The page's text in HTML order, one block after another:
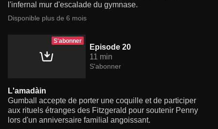
l'infernal mur d'escalade du gymnase.
Disponible plus de 6 mois
S'abonner
Episode 20
11 min
S'abonner
L'amadàin
Gumball accepte de porter une coquille et de participer
aux rituels étranges des Fitzgerald pour soutenir Penny
lors d'un anniversaire familial angoissant.